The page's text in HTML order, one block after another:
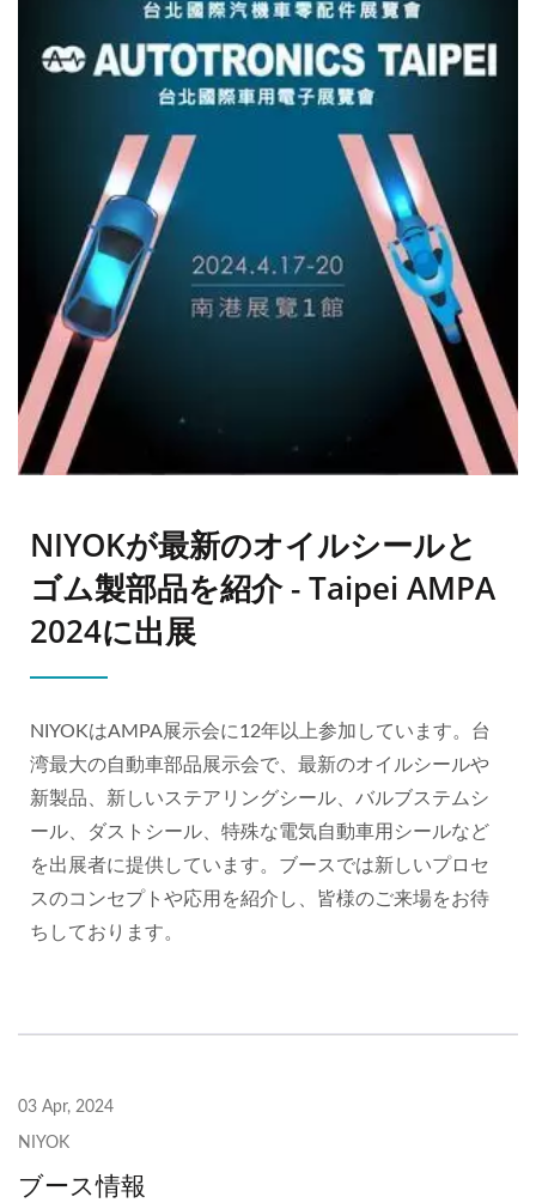
NIYOKが最新のオイルシールと
ゴム製部品を紹介 - Taipei AMPA
2024に出展
NIYOKはAMPA展示会に12年以上参加しています。台
湾最大の自動車部品展示会で、最新のオイルシールや
新製品、新しいステアリングシール、バルブステムシ
ール、ダストシール、特殊な電気自動車用シールなど
を出展者に提供しています。ブースでは新しいプロセ
スのコンセプトや応用を紹介し、皆様のご来場をお待
ちしております。
03 Apr, 2024
NIYOK
ブース情報